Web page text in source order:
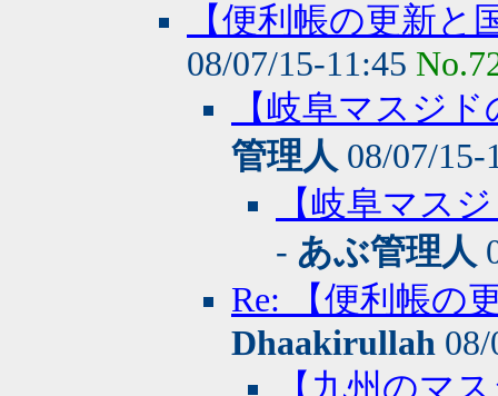
【便利帳の更新
08/07/15-11:45
【岐阜マスジ
管理人 08/07/
【岐阜マス
- あぶ管理人
Re: 【便利帳の
Dhaakirullah
【九州のマ